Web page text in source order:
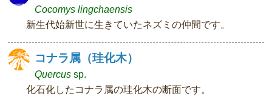
Cocomys lingchaensis
新生代始新世に生きていたネズミの仲間です。
コナラ属（珪化木）
Quercus sp.
化石化したコナラ属の珪化木の断面です。